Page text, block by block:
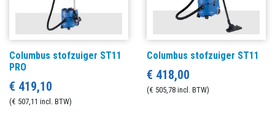
Columbus stofzuiger ST11
PRO
€ 419,10
(€ 507,11 incl. BTW)
Columbus stofzuiger ST11
€ 418,00
(€ 505,78 incl. BTW)